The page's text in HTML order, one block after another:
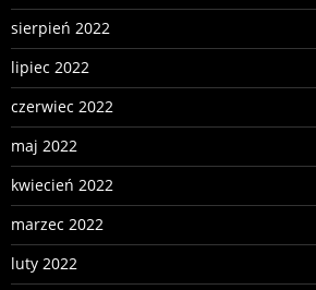
sierpień 2022
lipiec 2022
czerwiec 2022
maj 2022
kwiecień 2022
marzec 2022
luty 2022